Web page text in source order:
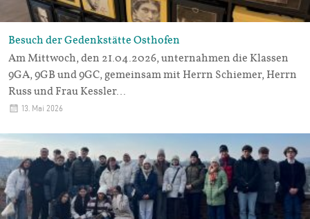
Besuch der Gedenkstätte Osthofen
Am Mittwoch, den 21.04.2026, unternahmen die Klassen
9GA, 9GB und 9GC, gemeinsam mit Herrn Schiemer, Herrn
Russ und Frau Kessler…
13. Mai 2026